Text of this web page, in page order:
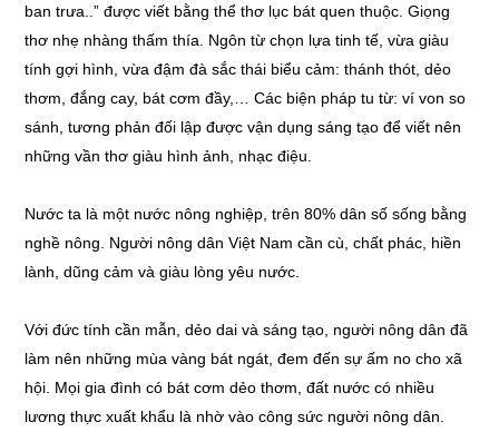
ban trưa..” được viết bằng thể thơ lục bát quen thuộc. Giọng
thơ nhẹ nhàng thấm thía. Ngôn từ chọn lựa tinh tế, vừa giàu
tính gợi hình, vừa đậm đà sắc thái biểu cảm: thánh thót, dẻo
thơm, đắng cay, bát cơm đầy,… Các biện pháp tu từ: ví von so
sánh, tương phản đối lập được vận dụng sáng tạo để viết nên
những vần thơ giàu hình ảnh, nhạc điệu.
Nước ta là một nước nông nghiệp, trên 80% dân số sống bằng
nghề nông. Người nông dân Việt Nam cần cù, chất phác, hiền
lành, dũng cảm và giàu lòng yêu nước.
Với đức tính cần mẫn, dẻo dai và sáng tạo, người nông dân đã
làm nên những mùa vàng bát ngát, đem đến sự ấm no cho xã
hội. Mọi gia đình có bát cơm dẻo thơm, đất nước có nhiều
lương thực xuất khẩu là nhờ vào công sức người nông dân.